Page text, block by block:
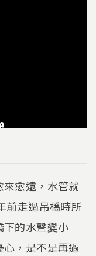
愈遠，水管就
前走過吊橋時所
的水聲變小
，是不是再過